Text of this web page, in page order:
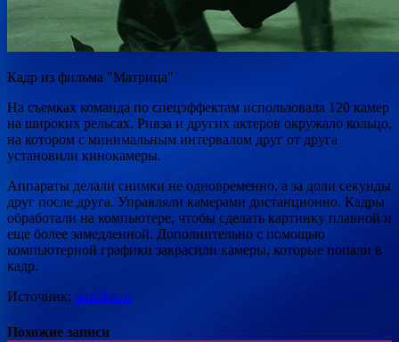
Кадр из фильма "Матрица"
На съемках команда по спецэффектам использовала 120 камер
на широких рельсах. Ривза и других актеров окружало кольцо,
на котором с минимальным интервалом друг от друга
установили кинокамеры.
Аппараты делали снимки не одновременно, а за доли секунды
друг после друга. Управляли камерами дистанционно. Кадры
обработали на компьютере, чтобы сделать картинку плавной и
еще более замедленной. Дополнительно с помощью
компьютерной графики закрасили камеры, которые попали в
кадр.
Источник: rambler.ru
Похожие записи